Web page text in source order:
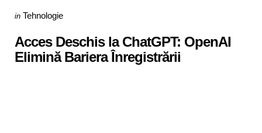
Categories
Posted
in Tehnologie
Acces Deschis la ChatGPT: OpenAI
Elimină Bariera Înregistrării